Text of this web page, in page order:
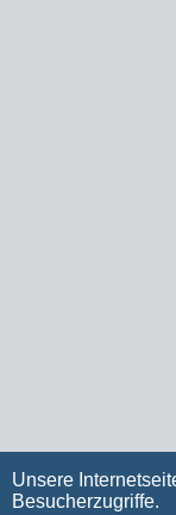
Unsere
Besucherzugriffe.